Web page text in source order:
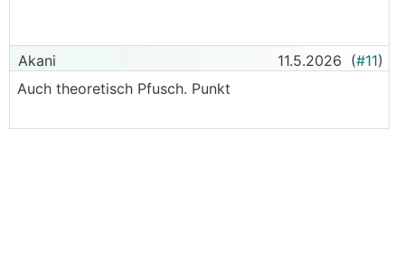
Den Rest hab ich zwar schon geschrieben aber
egal
Akani 11.5.2026 (#11)
Auch theoretisch Pfusch. Punkt